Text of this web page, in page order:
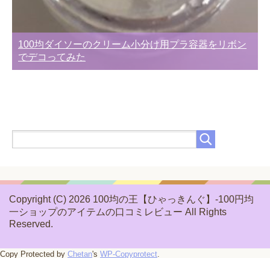
100均ダイソーのクリーム小分け用プラ容器をリボン
でデコってみた
Copyright (C) 2026 100均の王【ひゃっきんぐ】-100円均
一ショップのアイテムの口コミレビュー All Rights
Reserved.
Copy Protected by Chetan's WP-Copyprotect